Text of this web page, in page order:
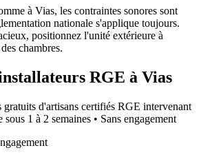
à Vias, les contraintes sonores sont
nationale s'applique toujours.
positionnez l'unité extérieure à
chambres.
RGE à Vias
gratuits d'artisans certifiés RGE intervenant
sous 1 à 2 semaines • Sans engagement